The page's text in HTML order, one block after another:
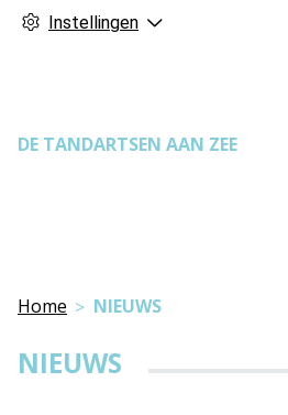
Instellingen
DE TANDARTSEN AAN ZEE
Home NIEUWS
NIEUWS